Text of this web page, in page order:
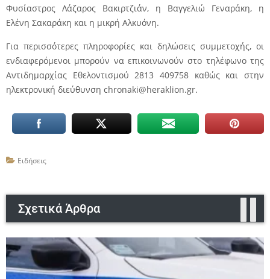
Φυσίαστρος Λάζαρος Βακιρτζιάν, η Βαγγελιώ Γεναράκη, η
Ελένη Σακαράκη και η μικρή Αλκυόνη.
Για περισσότερες πληροφορίες και δηλώσεις συμμετοχής, οι
ενδιαφερόμενοι μπορούν να επικοινωνούν στο τηλέφωνο της
Αντιδημαρχίας Εθελοντισμού 2813 409758 καθώς και στην
ηλεκτρονική διεύθυνση chronaki@heraklion.gr.
Ειδήσεις
Σχετικά Άρθρα